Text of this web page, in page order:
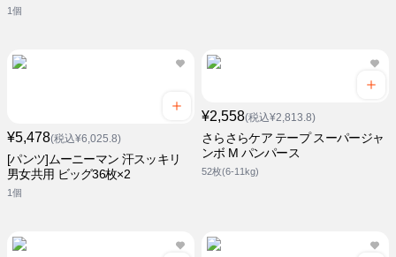
1個
¥5,478(税込¥6,025.8)
[パンツ]ムーニーマン 汗スッキリ
男女共用 ビッグ36枚×2
1個
¥2,558(税込¥2,813.8)
さらさらケア テープ スーパージャ
ンボ M パンパース
52枚(6-11kg)